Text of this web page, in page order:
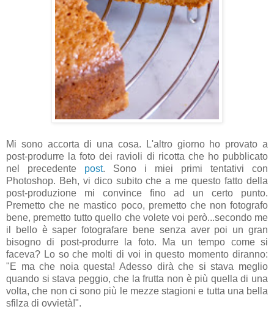
Mi sono accorta di una cosa. L'altro giorno ho provato a
post-produrre la foto dei ravioli di ricotta che ho pubblicato
nel precedente post. Sono i miei primi tentativi con
Photoshop. Beh, vi dico subito che a me questo fatto della
post-produzione mi convince fino ad un certo punto.
Premetto che ne mastico poco, premetto che non fotografo
bene, premetto tutto quello che volete voi però...secondo me
il bello è saper fotografare bene senza aver poi un gran
bisogno di post-produrre la foto. Ma un tempo come si
faceva? Lo so che molti di voi in questo momento diranno:
"E ma che noia questa! Adesso dirà che si stava meglio
quando si stava peggio, che la frutta non è più quella di una
volta, che non ci sono più le mezze stagioni e tutta una bella
sfilza di ovvietà!".